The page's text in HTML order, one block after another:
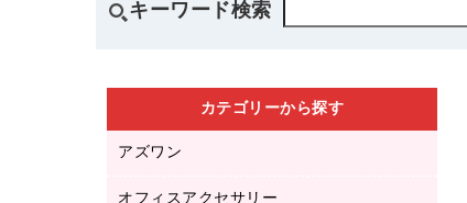
キーワード検索
カテゴリーから探す
アズワン
医療・介護用品（食品・飲料・食添製
オフィスアクセサリー